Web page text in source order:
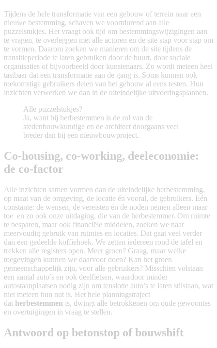
Tijdens de hele transformatie van een gebouw of terrein naar een
nieuwe bestemming, schaven we voortdurend aan alle
puzzelstukjes. Het vraagt ook tijd om bestemmingswijzigingen aan
te vragen, te overleggen met alle actoren en de site stap voor stap om
te vormen. Daarom zoeken we manieren om de site tijdens de
transitieperiode te laten gebruiken door de buurt, door sociale
organisaties of bijvoorbeeld door kunstenaars. Zo wordt meteen heel
tastbaar dat een transformatie aan de gang is. Soms kunnen ook
toekomstige gebruikers delen van het gebouw al eens testen. Hun
inzichten verwerken we dan in de uiteindelijke uitvoeringsplannen.
Alle puzzelstukjes?
Ja, want bij herbestemmen is de rol van de
stedenbouwkundige en de architect doorgaans veel
breder dan bij een nieuwbouwproject.
Co-housing, co-working, deeleconomie:
de co-factor
Alle inzichten samen vormen dan de uiteindelijke herbestemming,
op maat van de omgeving, de locatie én vooral, de gebruikers. Eén
constante: de wensen, de vereisten én de noden nemen alleen maar
toe en zo ook onze uitdaging, die van de herbestemmer. Om ruimte
te besparen, maar ook financiële middelen, zoeken we naar
meervoudig gebruik van ruimtes en locaties. Dat gaat veel verder
dan een gedeelde koffiehoek. We zetten iedereen rond de tafel en
trekken alle registers open. Meer groen? Graag, maar welke
toegevingen kunnen we daarvoor doen? Kan het groen
gemeenschappelijk zijn, voor alle gebruikers? Misschien volstaan
een aantal auto’s en ook deelfietsen, waardoor minder
autostaanplaatsen nodig zijn om tenslotte auto’s te laten stilstaan, wat
niet meteen hun nut is. Het hele planningstraject
dat herbestemmen is, dwingt alle betrokkenen om oude gewoontes
en overtuigingen in vraag te stellen.
Antwoord op betonstop of bouwshift